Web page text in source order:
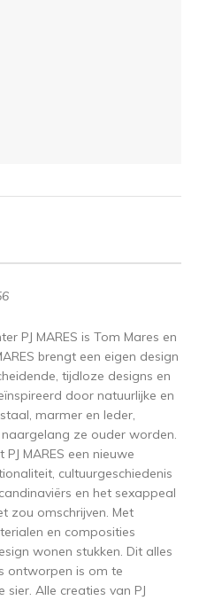
PJ MARES is Tom Mares en
brengt een eigen design
tijdloze designs en
door natuurlijke en
marmer en leder,
ze ouder worden.
MARES een nieuwe
cultuurgeschiedenis
en het sexappeal
zou omschrijven. Met
en composities
wonen stukken. Dit alles
ontworpen is om te
Alle creaties van PJ